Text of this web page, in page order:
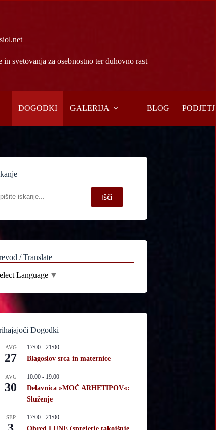
in svetovanja za osebnostno ter duhovno rast
DOGODKI GALERIJA BLOG
Išči
/ Translate
Language ▼
Dogodki
AVG
27
17:00 -21:00
Blagoslov srca in maternice
AVG
30
10:00 - 19:00
Delavnica »MOČ ARHETIPOV«:
Služenje
SEP 17:00 -21:00